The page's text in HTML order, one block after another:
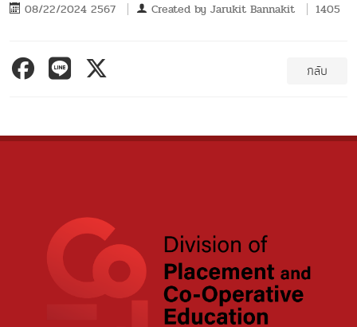
08/22/2024 2567 Created by Jarukit Bannakit 1405
กลับ